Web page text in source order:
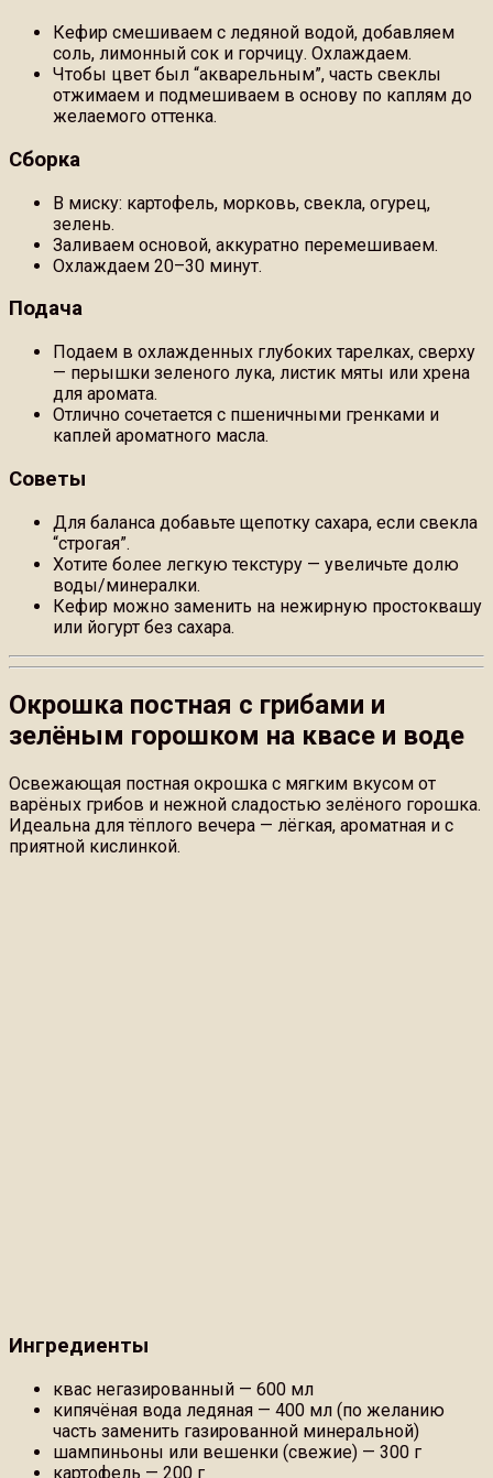
Кефир смешиваем с ледяной водой, добавляем
соль, лимонный сок и горчицу. Охлаждаем.
Чтобы цвет был “акварельным”, часть свеклы
отжимаем и подмешиваем в основу по каплям до
желаемого оттенка.
Сборка
В миску: картофель, морковь, свекла, огурец,
зелень.
Заливаем основой, аккуратно перемешиваем.
Охлаждаем 20–30 минут.
Подача
Подаем в охлажденных глубоких тарелках, сверху
— перышки зеленого лука, листик мяты или хрена
для аромата.
Отлично сочетается с пшеничными гренками и
каплей ароматного масла.
Советы
Для баланса добавьте щепотку сахара, если свекла
“строгая”.
Хотите более легкую текстуру — увеличьте долю
воды/минералки.
Кефир можно заменить на нежирную простоквашу
или йогурт без сахара.
Окрошка постная с грибами и
зелёным горошком на квасе и воде
Освежающая постная окрошка с мягким вкусом от
варёных грибов и нежной сладостью зелёного горошка.
Идеальна для тёплого вечера — лёгкая, ароматная и с
приятной кислинкой.
Ингредиенты
квас негазированный — 600 мл
кипячёная вода ледяная — 400 мл (по желанию
часть заменить газированной минеральной)
шампиньоны или вешенки (свежие) — 300 г
картофель — 200 г